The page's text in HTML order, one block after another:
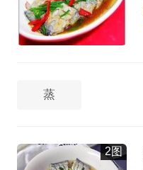
蒸
2图